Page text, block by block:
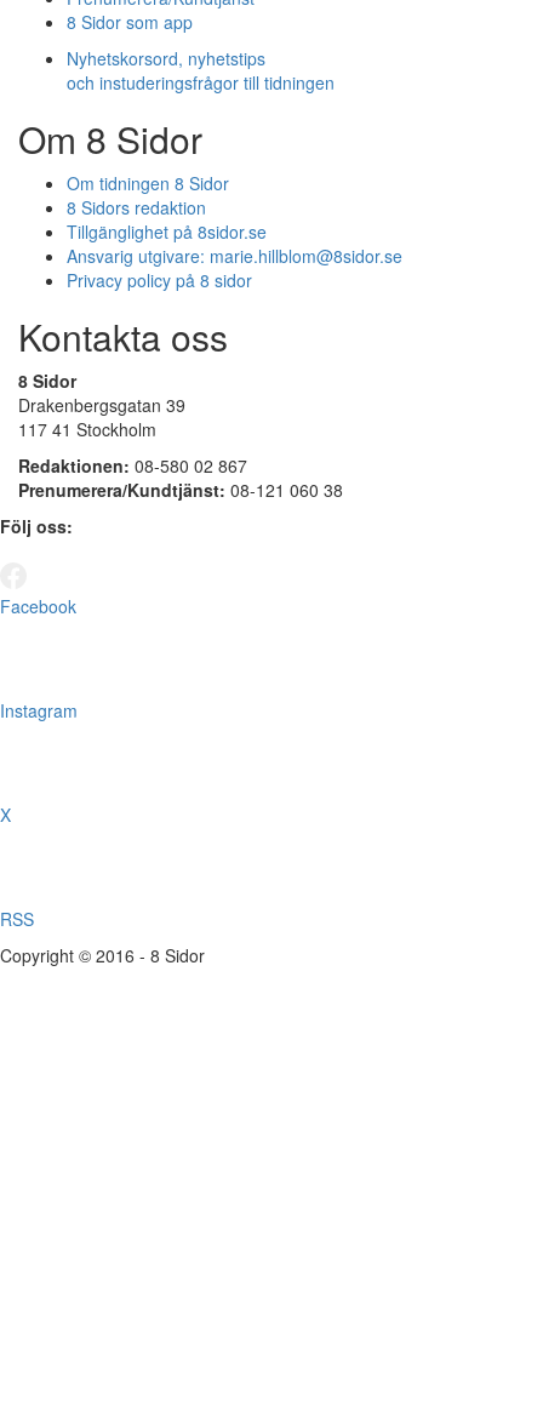
8 Sidor som app
Nyhetskorsord, nyhetstips
och instuderingsfrågor till tidningen
Om 8 Sidor
Om tidningen 8 Sidor
8 Sidors redaktion
Tillgänglighet på 8sidor.se
Ansvarig utgivare: marie.hillblom@8sidor.se
Privacy policy på 8 sidor
Kontakta oss
8 Sidor
Drakenbergsgatan 39
117 41 Stockholm
Redaktionen: 08-580 02 867
Prenumerera/Kundtjänst: 08-121 060 38
Följ oss:
Facebook
Instagram
X
RSS
Copyright © 2016 - 8 Sidor